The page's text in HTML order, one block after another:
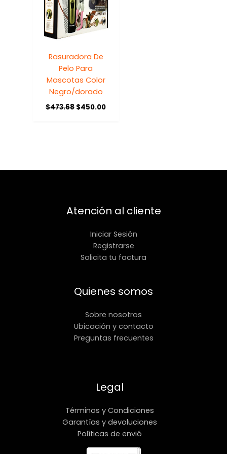
Rasuradora De
Pelo Para
Mascotas Color
Negro/dorado
$473.68$450.00
Atención al cliente
Iniciar Sesión
Registrarse
Solicita tu factura
Quienes somos
Sobre nosotros
Ubicación y contacto
Preguntas frecuentes
Legal
Términos y Condiciones
Garantías y devoluciones
Políticas de envió